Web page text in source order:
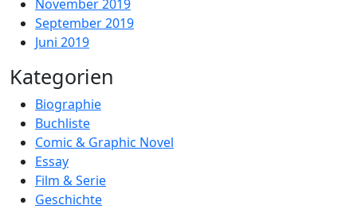
November 2019
September 2019
Juni 2019
Kategorien
Biographie
Buchliste
Comic & Graphic Novel
Essay
Film & Serie
Geschichte